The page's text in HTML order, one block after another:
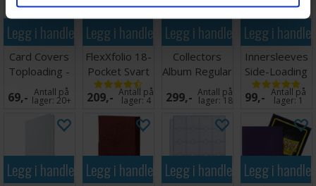
Legg i handlekurven
Card Covers
Toploading -
35 pt
69,- Antall på
lager:20+
Legg i handlekurven
FlexXfolio 18-
Pocket Svart
209,- Antall på
lager:4
Legg i handlekurven
Collectors
Album Regular
Svart
299,- Antall på
lager: 18
Legg i
Innersleeves
Side-Loading
Klar 63x88
99,- Antall på
lager:1
Legg i handlekurvenLegg i handlekurvenLegg i handlekurven
Legg i